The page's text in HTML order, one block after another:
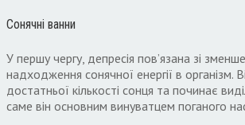
Сонячні ванни
У першу чергу, депресія пов’язана зі
надходження сонячної енергії в організм.
достатньої кількості сонця та починає
саме він основним винуватцем поганого